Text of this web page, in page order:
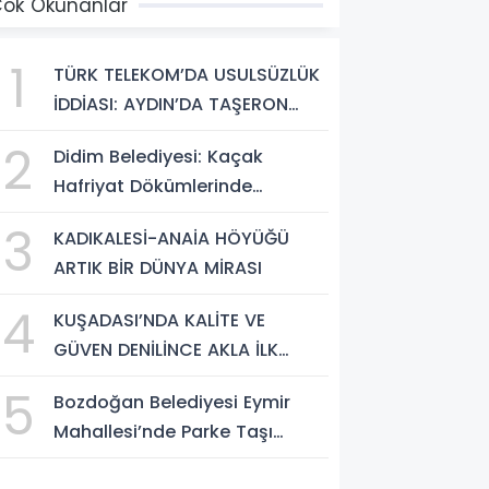
Okunanlar
1
TÜRK TELEKOM’DA USULSÜZLÜK
İDDİASI: AYDIN’DA TAŞERON
ARIYOR
2
Didim Belediyesi: Kaçak
Hafriyat Dökümlerinde
Firmalar Tespit Edildi
3
KADIKALESİ-ANAİA HÖYÜĞÜ
ARTIK BİR DÜNYA MİRASI
4
KUŞADASI’NDA KALİTE VE
GÜVEN DENİLİNCE AKLA İLK
5
Bozdoğan Belediyesi Eymir
Mahallesi’nde Parke Taşı